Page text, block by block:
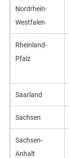
Nordrhein-
Westfalen
Rheinland-
Pfalz
Saarland
Sachsen
Sachsen-
Anhalt